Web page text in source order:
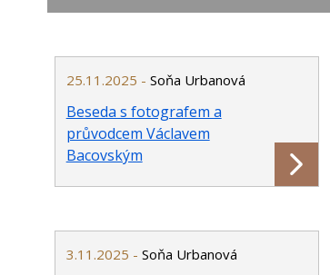
Beseda s fotografem a
průvodcem Václavem
Bacovským
25.11.2025 - Soňa Urbanová
3.11.2025 - Soňa Urbanová